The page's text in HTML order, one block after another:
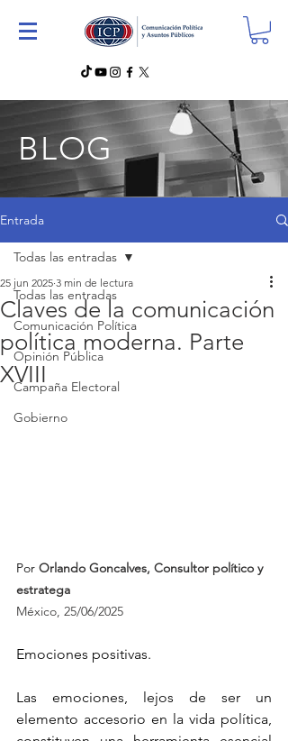
BLOG
Entrada
Todas las entradas
Comunicación Política
Opinión Pública
Campaña Electoral
Gobierno
Todas las entradas
Claves de la comunicación
política moderna. Parte
XVIII
25 jun 2025 3 min de lectura
Por Orlando Goncalves, Consultor político y
estratega
México, 25/06/2025
Emociones positivas.
Las emociones, lejos de ser un
elemento accesorio en la vida política,